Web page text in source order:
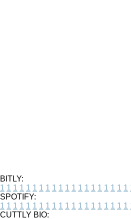
BITLY:
1 1 1 1 1 1 1 1 1 1 1 1 1 1 1 1 1 1 1 1
SPOTIFY:
1 1 1 1 1 1 1 1 1 1 1 1 1 1 1 1 1 1 1 1
CUTTLY BIO: